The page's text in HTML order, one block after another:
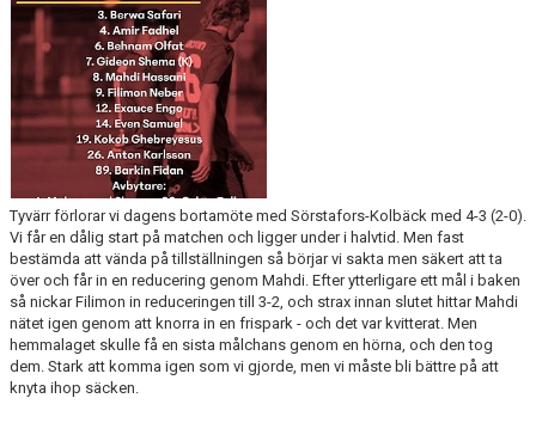
MATCHER
DIVISION 4 VÄSTMANLAND
Tyvärr förlorar vi dagens bortamöte med Sörstafors-Kolbäck med 4-3 (2-0).
Vi får en dålig start på matchen och ligger under i halvtid. Men fast
bestämda att vända på tillställningen så börjar vi sakta men säkert att ta
över och får in en reducering genom Mahdi. Efter ytterligare ett mål i baken
så nickar Filimon in reduceringen till 3-2, och strax innan slutet hittar Mahdi
nätet igen genom att knorra in en frispark - och det var kvitterat. Men
hemmalaget skulle få en sista målchans genom en hörna, och den tog
dem. Stark att komma igen som vi gjorde, men vi måste bli bättre på att
knyta ihop säcken.